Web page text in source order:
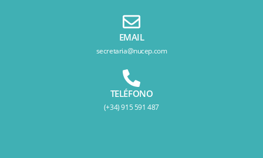
EMAIL
secretaria@nucep.com
TELÉFONO
(+34) 915 591 487